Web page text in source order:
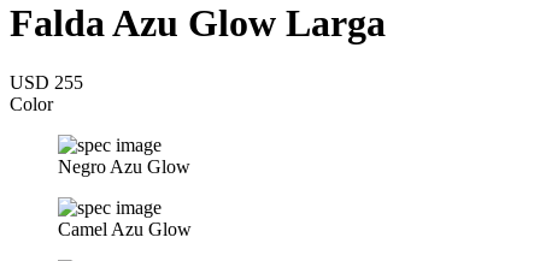
Falda Azu Glow Larga
USD 255
Color
Negro Azu Glow
Camel Azu Glow